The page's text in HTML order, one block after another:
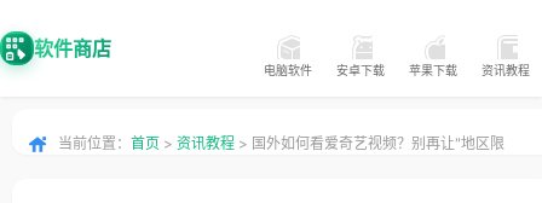
软件商店
电脑软件 安卓下载 苹果下载 资讯教程
当前位置： 首页 > 资讯教程 > 国外如何看爱奇艺视频？别再让"地区限